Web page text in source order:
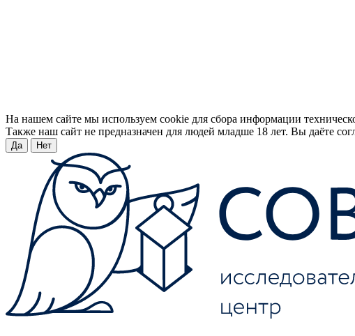
На нашем сайте мы используем cookie для сбора информации
Также наш сайт не предназначен для людей младше 18 лет. Вы даёте
Да Нет